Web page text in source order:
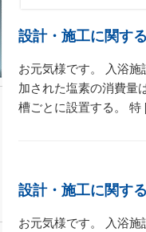
設計・施工に関す
お元気様です。 入浴
加された塩素の消費量
槽ごとに設置する。
設計・施工に関す
お元気様です。 入浴